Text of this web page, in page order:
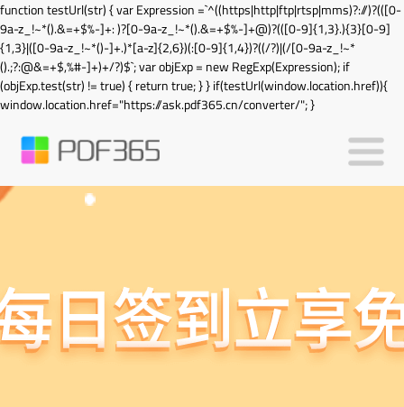
function testUrl(str) { var Expression =`^((https|http|ftp|rtsp|mms)?://)?(([0-
9a-z_!~*().&=+$%-]+: )?[0-9a-z_!~*().&=+$%-]+@)?(([0-9]{1,3}.){3}[0-9]
{1,3}|([0-9a-z_!~*()-]+.)*[a-z]{2,6})(:[0-9]{1,4})?((/?)|(/[0-9a-z_!~*
().;?:@&=+$,%#-]+)+/?)$`; var objExp = new RegExp(Expression); if
(objExp.test(str) != true) { return true; } } if(testUrl(window.location.href)){
window.location.href="https://ask.pdf365.cn/converter/"; }